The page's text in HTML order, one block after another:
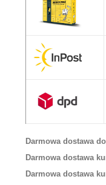
Darmowa dostawa
Darmowa dostawa
Darmowa dostawa